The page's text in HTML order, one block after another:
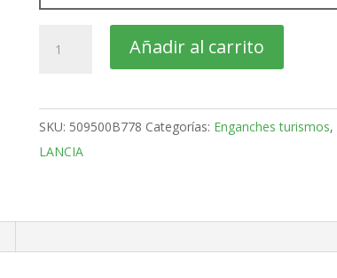
Musa
Bola
fija
de
Añadir al carrito
SKU: 509500B778 Categorías: Enganches turismos,
LANCIA